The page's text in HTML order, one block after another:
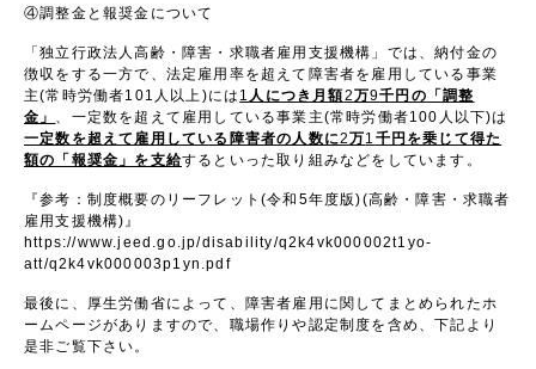
④調整金と報奨金について
「独立行政法人高齢・障害・求職者雇用支援機構」では、納付金の
徴収をする一方で、法定雇用率を超えて障害者を雇用している事業
主(常時労働者101 人以上)には 1 人につき月額2万9千円の「調整
金」 、一定数を超えて雇用している事業主(常時労働者100 人以下)は
一定数を超えて雇用している障害者の人数に2万1 千円を乗じて得た
額の「報奨金」を支給するといった取り組みなどをしています。
『参考：制度概要のリーフレット (令和 5年度版)(高齢・障害・求職者
雇用支援機構)』
https://www.jeed.go.jp/disability/q2k4vk000002t1yo-
att/q2k4vk000003p1yn.pdf
最後に、厚生労働省によって、障害者雇用に関してまとめられたホ
ームページがありますので、職場作りや認定制度を含め、下記より
是非ご覧下さい。